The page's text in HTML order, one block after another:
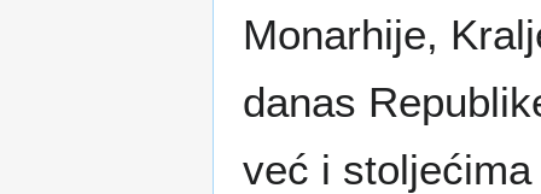
Monarhije,
danas
već i